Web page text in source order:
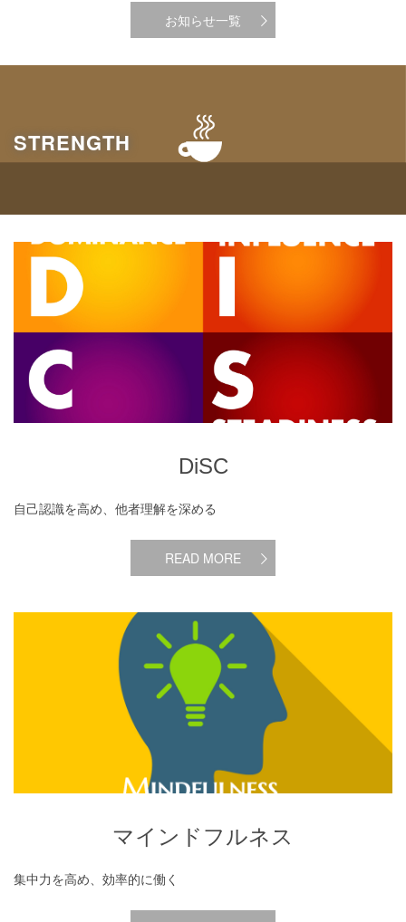
お知らせ一覧
STRENGTH
DiSC
自己認識を高め、他者理解を深める
READ MORE
マインドフルネス
マインドフルネス
集中力を高め、効率的に働く